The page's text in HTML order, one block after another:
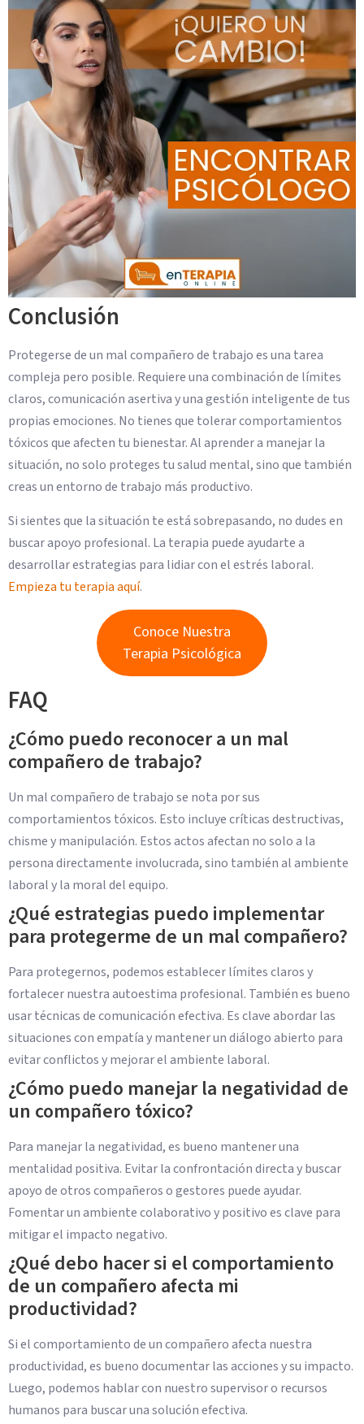
Conclusión
Protegerse de un mal compañero de trabajo es una tarea
compleja pero posible. Requiere una combinación de límites
claros, comunicación asertiva y una gestión inteligente de tus
propias emociones. No tienes que tolerar comportamientos
tóxicos que afecten tu bienestar. Al aprender a manejar la
situación, no solo proteges tu salud mental, sino que también
creas un entorno de trabajo más productivo.
Si sientes que la situación te está sobrepasando, no dudes en
buscar apoyo profesional. La terapia puede ayudarte a
desarrollar estrategias para lidiar con el estrés laboral.
Empieza tu terapia aquí.
Conoce Nuestra
Terapia Psicológica
FAQ
¿Cómo puedo reconocer a un mal
compañero de trabajo?
Un mal compañero de trabajo se nota por sus
comportamientos tóxicos. Esto incluye críticas destructivas,
chisme y manipulación. Estos actos afectan no solo a la
persona directamente involucrada, sino también al ambiente
laboral y la moral del equipo.
¿Qué estrategias puedo implementar
para protegerme de un mal compañero?
Para protegernos, podemos establecer límites claros y
fortalecer nuestra autoestima profesional. También es bueno
usar técnicas de comunicación efectiva. Es clave abordar las
situaciones con empatía y mantener un diálogo abierto para
evitar conflictos y mejorar el ambiente laboral.
¿Cómo puedo manejar la negatividad de
un compañero tóxico?
Para manejar la negatividad, es bueno mantener una
mentalidad positiva. Evitar la confrontación directa y buscar
apoyo de otros compañeros o gestores puede ayudar.
Fomentar un ambiente colaborativo y positivo es clave para
mitigar el impacto negativo.
¿Qué debo hacer si el comportamiento
de un compañero afecta mi
productividad?
Si el comportamiento de un compañero afecta nuestra
productividad, es bueno documentar las acciones y su impacto.
Luego, podemos hablar con nuestro supervisor o recursos
humanos para buscar una solución efectiva.